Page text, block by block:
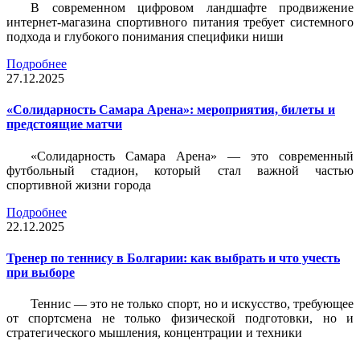
В современном цифровом ландшафте продвижение
интернет-магазина спортивного питания требует системного
подхода и глубокого понимания специфики ниши
Подробнее
27.12.2025
«Солидарность Самара Арена»: мероприятия, билеты и
предстоящие матчи
«Солидарность Самара Арена» — это современный
футбольный стадион, который стал важной частью
спортивной жизни города
Подробнее
22.12.2025
Тренер по теннису в Болгарии: как выбрать и что учесть
при выборе
Теннис — это не только спорт, но и искусство, требующее
от спортсмена не только физической подготовки, но и
стратегического мышления, концентрации и техники